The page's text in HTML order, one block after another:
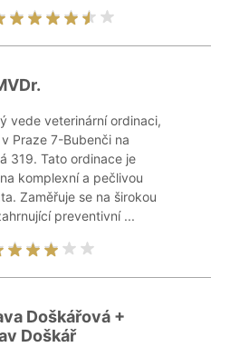
vede veterinární ordinaci,
Praze 7-Bubenči na
319. Tato ordinace je
komplexní a pečlivou
Zaměřuje se na širokou
preventivní ...
Doškářová +
Doškář